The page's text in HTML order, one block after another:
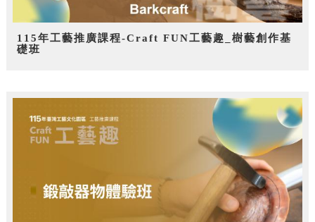
115年工藝推廣課程-Craft FUN工藝趣_樹藝創作基
礎班